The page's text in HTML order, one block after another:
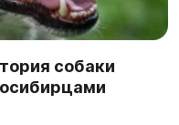
собаки